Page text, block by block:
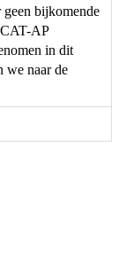
bijkomende
AP
in dit
we naar de